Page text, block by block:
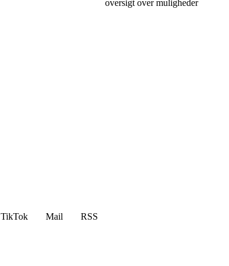
oversigt over muligheder
TikTok Mail
RSS